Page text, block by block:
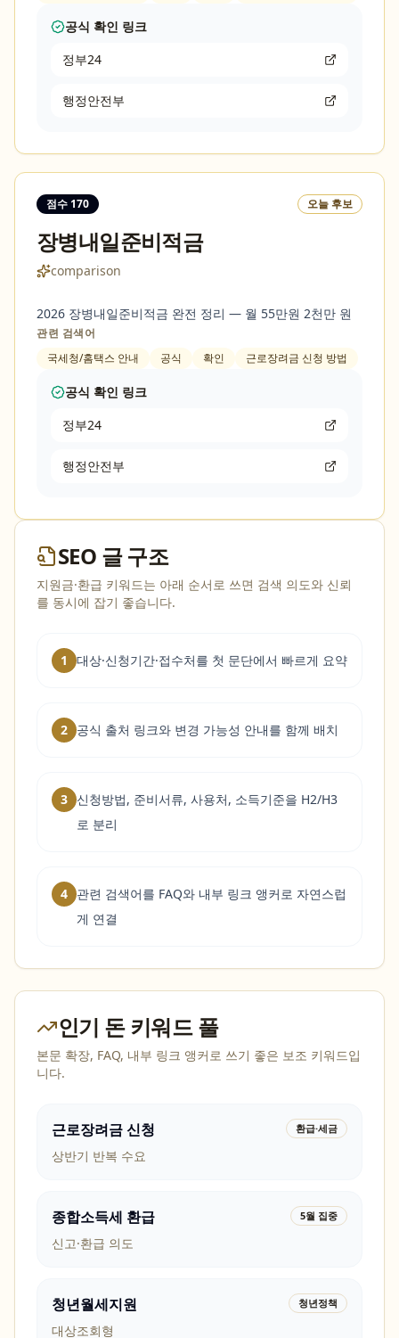
공식 확인 링크
정부24
행정안전부
점수 170 오늘 후보
장병내일준비적금
comparison
2026 장병내일준비적금 완전 정리 — 월 55만원 2천만 원
관련 검색어
국세청/홈택스 안내
공식 확인 근로장려금 신청 방법
공식 확인 링크
정부24
행정안전부
SEO 글 구조
지원금·환급 키워드는 아래 순서로 쓰면 검색 의도와 신뢰
를 동시에 잡기 좋습니다.
1 대상·신청기간·접수처를 첫 문단에서 빠르게 요약
2 공식 출처 링크와 변경 가능성 안내를 함께 배치
3 신청방법, 준비서류, 사용처, 소득기준을 H2/H3
로 분리
4 관련 검색어를 FAQ와 내부 링크 앵커로 자연스럽
게 연결
인기 돈 키워드 풀
본문 확장, FAQ, 내부 링크 앵커로 쓰기 좋은 보조 키워드입
니다.
근로장려금 신청 환급·세금
상반기 반복 수요
종합소득세 환급 5월 집중
신고·환급 의도
청년월세지원 청년정책
대상조회형